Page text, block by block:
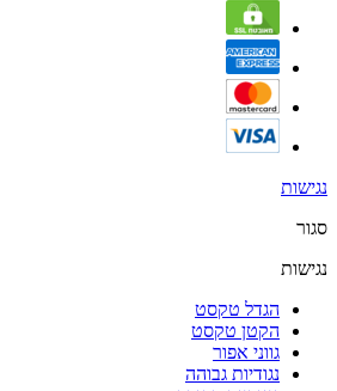
נגישות
סגור
נגישות
הגדל טקסט
הקטן טקסט
גווני אפור
נגודיות גבוהה